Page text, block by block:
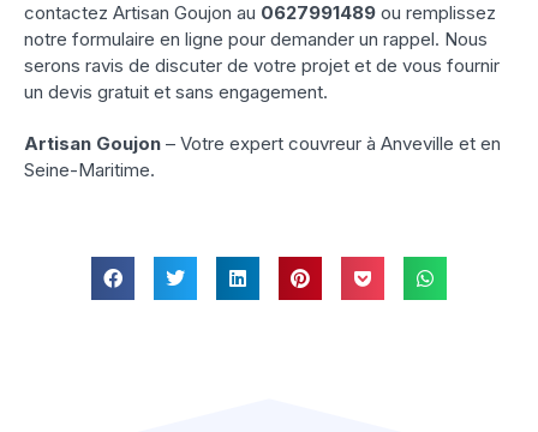
contactez Artisan Goujon au 0627991489 ou remplissez
notre formulaire en ligne pour demander un rappel. Nous
serons ravis de discuter de votre projet et de vous fournir
un devis gratuit et sans engagement.
Artisan Goujon – Votre expert couvreur à Anveville et en
Seine-Maritime.